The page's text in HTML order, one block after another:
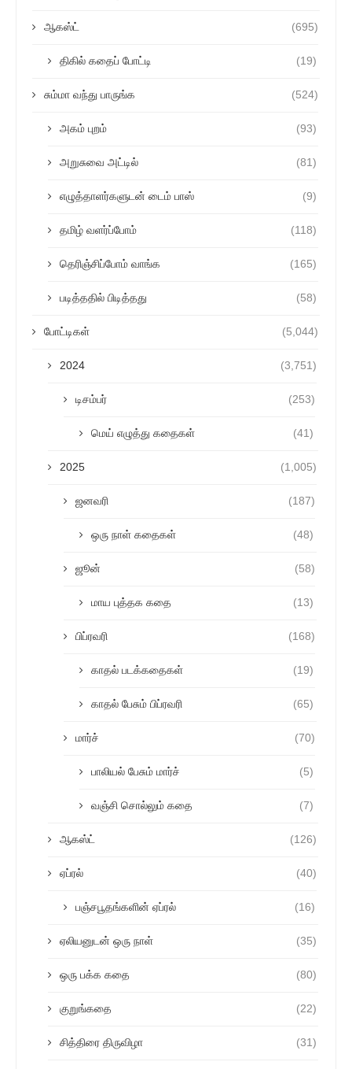
ஆகஸ்ட் (695)
திகில் கதைப் போட்டி (19)
சும்மா வந்து பாருங்க (524)
அகம் புறம் (93)
அறுசுவை அட்டில் (81)
எழுத்தாளர்களுடன் டைம் பாஸ் (9)
தமிழ் வளர்ப்போம் (118)
தெரிஞ்சிப்போம் வாங்க (165)
படித்ததில் பிடித்தது (58)
போட்டிகள் (5,044)
2024 (3,751)
டிசம்பர் (253)
மெய் எழுத்து கதைகள் (41)
2025 (1,005)
ஜனவரி (187)
ஒரு நாள் கதைகள் (48)
ஜூன் (58)
மாய புத்தக கதை (13)
பிப்ரவரி (168)
காதல் படக்கதைகள் (19)
காதல் பேசும் பிப்ரவரி (65)
மார்ச் (70)
பாலியல் பேசும் மார்ச் (5)
வஞ்சி சொல்லும் கதை (7)
ஆகஸ்ட் (126)
ஏப்ரல் (40)
பஞ்சபூதங்களின் ஏப்ரல் (16)
ஏலியனுடன் ஒரு நாள் (35)
ஒரு பக்க கதை (80)
குறுங்கதை (22)
சித்திரை திருவிழா (31)